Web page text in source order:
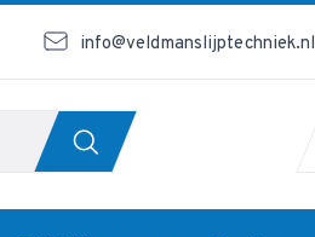
info@veldmanslijptechniek.nl